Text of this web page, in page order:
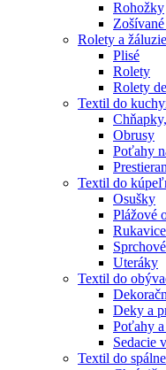
Rohožky
Rolety a žáluzie
Plisé
Rolety
Rolety
Textil do
Obrusy
Poťahy
Textil do
Osušky
Plážové
Uteráky
Textil do
Deky a
Poťahy
Sedacie
Textil do spálne